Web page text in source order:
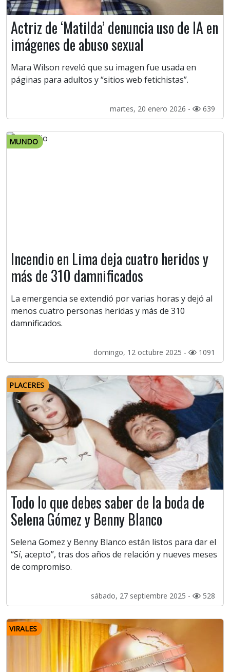
Actriz de ‘Matilda’ denuncia uso de IA en
imágenes de abuso sexual
Mara Wilson reveló que su imagen fue usada en
páginas para adultos y “sitios web fetichistas”.
martes, 20 enero 2026 - 639
MUNDO
Incendio en Lima deja cuatro heridos y
más de 310 damnificados
La emergencia se extendió por varias horas y dejó al
menos cuatro personas heridas y más de 310
damnificados.
domingo, 12 octubre 2025 - 1091
PLACERES
Todo lo que debes saber de la boda de
Selena Gómez y Benny Blanco
Selena Gomez y Benny Blanco están listos para dar el
“Sí, acepto”, tras dos años de relación y nueves meses
de compromiso.
sábado, 27 septiembre 2025 - 528
VIRALES